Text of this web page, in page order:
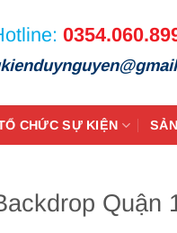
CHỨC SỰ KIỆN
Quận